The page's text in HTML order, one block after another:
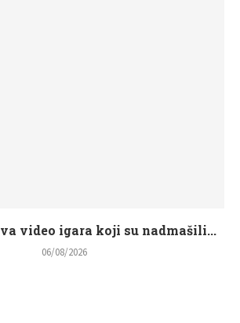
video igara koji su nadmašili...
06/08/2026